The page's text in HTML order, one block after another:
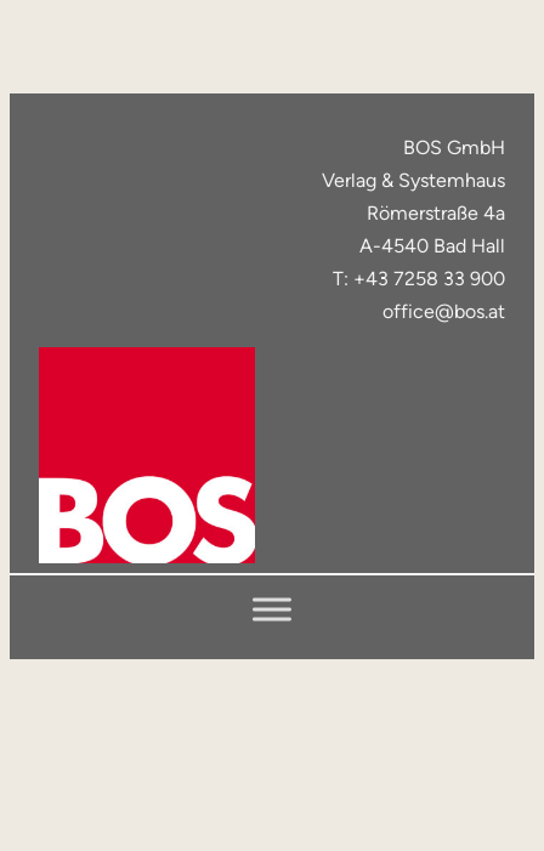
BOS GmbH
Verlag & Systemhaus
Römerstraße 4a
A-4540 Bad Hall
T: +43 7258 33 900
office@bos.at